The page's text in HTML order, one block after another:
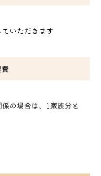
いただきます
の場合は、1家族分と